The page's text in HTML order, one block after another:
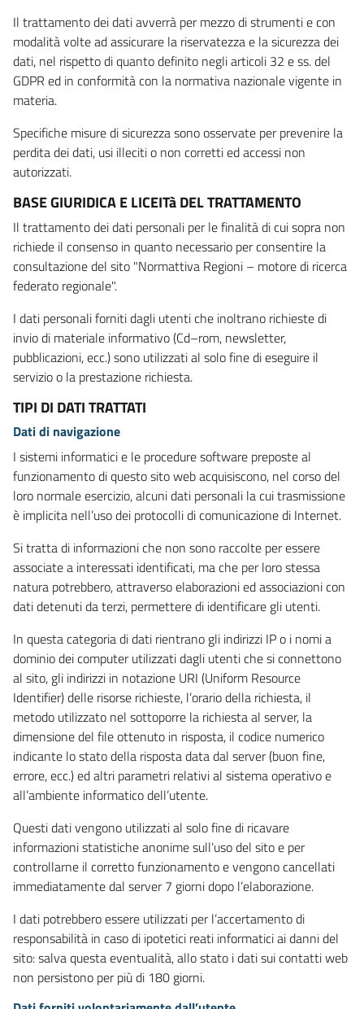
Il trattamento dei dati avverrà per mezzo di strumenti e con
modalità volte ad assicurare la riservatezza e la sicurezza dei
dati, nel rispetto di quanto definito negli articoli 32 e ss. del
GDPR ed in conformità con la normativa nazionale vigente in
materia.
Specifiche misure di sicurezza sono osservate per prevenire la
perdita dei dati, usi illeciti o non corretti ed accessi non
autorizzati.
BASE GIURIDICA E LICEITà DEL TRATTAMENTO
Il trattamento dei dati personali per le finalità di cui sopra non
richiede il consenso in quanto necessario per consentire la
consultazione del sito "Normattiva Regioni – motore di ricerca
federato regionale".
I dati personali forniti dagli utenti che inoltrano richieste di
invio di materiale informativo (Cd–rom, newsletter,
pubblicazioni, ecc.) sono utilizzati al solo fine di eseguire il
servizio o la prestazione richiesta.
TIPI DI DATI TRATTATI
Dati di navigazione
I sistemi informatici e le procedure software preposte al
funzionamento di questo sito web acquisiscono, nel corso del
loro normale esercizio, alcuni dati personali la cui trasmissione
è implicita nell’uso dei protocolli di comunicazione di Internet.
Si tratta di informazioni che non sono raccolte per essere
associate a interessati identificati, ma che per loro stessa
natura potrebbero, attraverso elaborazioni ed associazioni con
dati detenuti da terzi, permettere di identificare gli utenti.
In questa categoria di dati rientrano gli indirizzi IP o i nomi a
dominio dei computer utilizzati dagli utenti che si connettono
al sito, gli indirizzi in notazione URI (Uniform Resource
Identifier) delle risorse richieste, l’orario della richiesta, il
metodo utilizzato nel sottoporre la richiesta al server, la
dimensione del file ottenuto in risposta, il codice numerico
indicante lo stato della risposta data dal server (buon fine,
errore, ecc.) ed altri parametri relativi al sistema operativo e
all’ambiente informatico dell’utente.
Questi dati vengono utilizzati al solo fine di ricavare
informazioni statistiche anonime sull’uso del sito e per
controllarne il corretto funzionamento e vengono cancellati
immediatamente dal server 7 giorni dopo l’elaborazione.
I dati potrebbero essere utilizzati per l’accertamento di
responsabilità in caso di ipotetici reati informatici ai danni del
sito: salva questa eventualità, allo stato i dati sui contatti web
non persistono per più di 180 giorni.